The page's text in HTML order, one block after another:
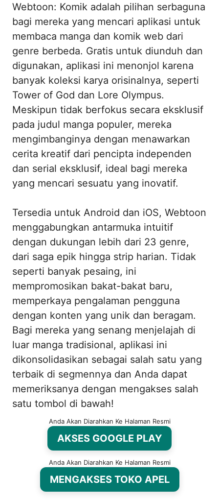
Webtoon: Komik adalah pilihan serbaguna
bagi mereka yang mencari aplikasi untuk
membaca manga dan komik web dari
genre berbeda. Gratis untuk diunduh dan
digunakan, aplikasi ini menonjol karena
banyak koleksi karya orisinalnya, seperti
Tower of God dan Lore Olympus.
Meskipun tidak berfokus secara eksklusif
pada judul manga populer, mereka
mengimbanginya dengan menawarkan
cerita kreatif dari pencipta independen
dan serial eksklusif, ideal bagi mereka
yang mencari sesuatu yang inovatif.
Tersedia untuk Android dan iOS, Webtoon
menggabungkan antarmuka intuitif
dengan dukungan lebih dari 23 genre,
dari saga epik hingga strip harian. Tidak
seperti banyak pesaing, ini
mempromosikan bakat-bakat baru,
memperkaya pengalaman pengguna
dengan konten yang unik dan beragam.
Bagi mereka yang senang menjelajah di
luar manga tradisional, aplikasi ini
dikonsolidasikan sebagai salah satu yang
terbaik di segmennya dan Anda dapat
memeriksanya dengan mengakses salah
satu tombol di bawah!
Anda Akan Diarahkan Ke Halaman Resmi
AKSES GOOGLE PLAY
Anda Akan Diarahkan Ke Halaman Resmi
MENGAKSES TOKO APEL